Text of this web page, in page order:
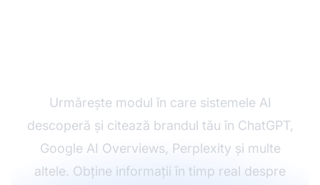
Urmărește modul în care sistemele AI
descoperă și citează brandul tău în ChatGPT,
Google AI Overviews, Perplexity și multe
altele. Obține informații în timp real despre